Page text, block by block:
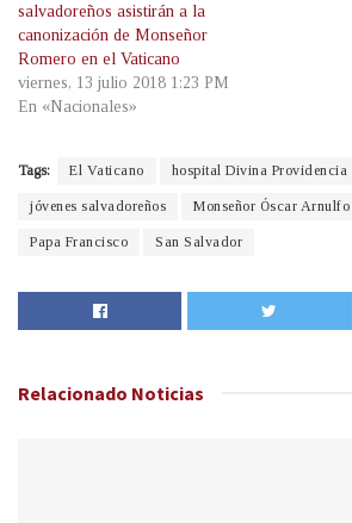
salvadoreños asistirán a la
canonización de Monseñor
Romero en el Vaticano
viernes, 13 julio 2018 1:23 PM
En «Nacionales»
Tags: El Vaticano hospital Divina Providencia
jóvenes salvadoreños Monseñor Óscar Arnulfo
Papa Francisco San Salvador
Relacionado Noticias